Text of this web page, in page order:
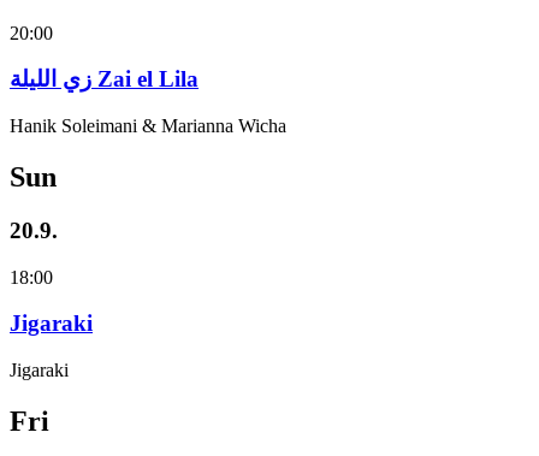
20:00
زي‌ اللیلة Zai el Lila
Hanik Soleimani & Marianna Wicha
Sun
20.9.
18:00
Jigaraki
Jigaraki
Fri